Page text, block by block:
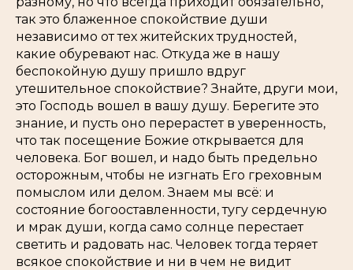
так это блаженное спокойствие души
независимо от тех житейских трудностей,
какие обуревают нас. Откуда же в нашу
беспокойную душу пришло вдруг
утешительное спокойствие? Знайте, други мои,
это Господь вошел в вашу душу. Берегите это
знание, и пусть оно перерастет в уверенность,
что так посещение Божие открывается для
человека. Бог вошел, и надо быть предельно
осторожным, чтобы не изгнать Его греховным
помыслом или делом. Знаем мы всё: и
состояние богооставленности, тугу сердечную
и мрак души, когда само солнце перестает
светить и радовать нас. Человек тогда теряет
всякое спокойствие и ни в чем не видит